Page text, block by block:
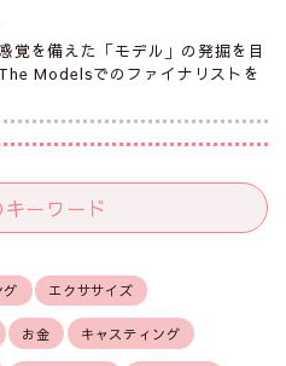
覚を備えた「モデル」の発掘を目
Modelsでのファイナリストを
ーワード
グ エクササイズ
お金 キャスティング